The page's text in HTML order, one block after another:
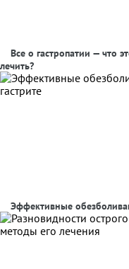
Все о гастропатии — что
лечить?
Эффективные